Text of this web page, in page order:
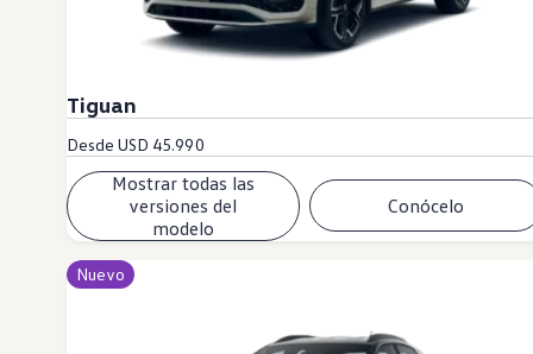
Tiguan
Desde USD 45.990
Mostrar todas las
versiones del
modelo
Conócelo
Nuevo